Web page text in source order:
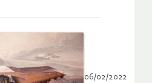
06/02/2022